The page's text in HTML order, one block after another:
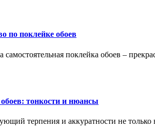
по поклейке обоев
поклейка обоев –
тонкости и нюансы
терпения и аккуратности не только